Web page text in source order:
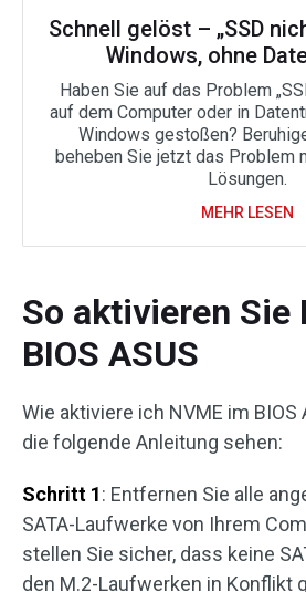
Schnell gelöst – „SSD
Windows, ohne
Haben Sie auf das Problem
auf dem Computer oder in
Windows gestoßen?
beheben Sie jetzt das Problem
Lösungen.
MEHR LESEN
So aktivieren Sie
BIOS ASUS
Wie aktiviere ich NVME im BIOS
die folgende Anleitung sehen:
Schritt 1: Entfernen Sie alle
SATA-Laufwerke von Ihrem
stellen Sie sicher, dass keine
den M.2-Laufwerken in Konflikt